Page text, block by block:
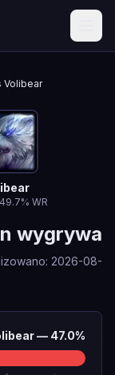
Volibear
49.7% WR
wygrywa
: 2026-08-
— 47.0%